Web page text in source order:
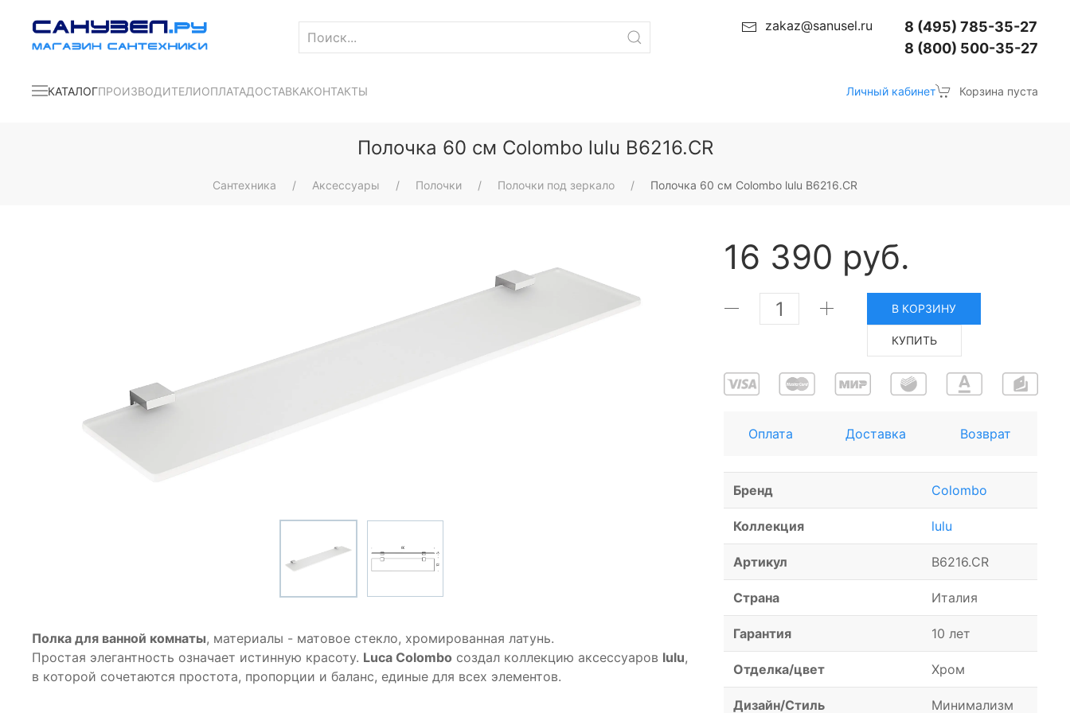
zakaz@sanusel.ru
8 (495) 785-35-27
8 (800) 500-35-27
КАТАЛОГПРОИЗВОДИТЕЛИОПЛАТАДОСТАВКАКОНТАКТЫ Личный кабинет Корзина пуста
Полочка 60 см Colombo lulu B6216.CR
Сантехника Аксессуары Полочки Полочки под зеркало Полочка 60 см Colombo lulu B6216.CR
Полка для ванной комнаты, материалы - матовое стекло, хромированная латунь.
Простая элегантность означает истинную красоту. Luca Colombo создал коллекцию аксессуаров lulu,
в которой сочетаются простота, пропорции и баланс, единые для всех элементов.
16 390 руб.
В КОРЗИНУ
КУПИТЬ
Оплата Доставка Возврат
Бренд Colombo
Коллекция lulu
Артикул B6216.CR
Страна Италия
Гарантия 10 лет
Отделка/цвет Хром
Дизайн/Стиль Минимализм